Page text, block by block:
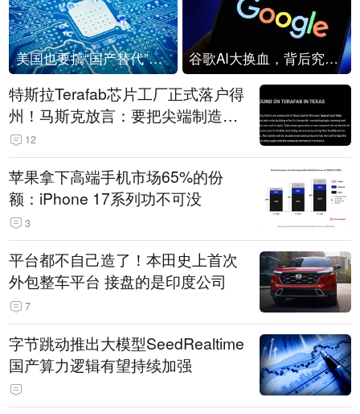
美国也要搞“国产替代”？先算清三笔账 谷歌AI大换血，背后究竟发生了什么？
特斯拉Terafab芯片工厂正式落户得
州！马斯克放言：要把尖端制造带
回美国
12
苹果拿下高端手机市场65%的份
额：iPhone 17系列功不可没
3
平台都不自己造了！本田史上首次
外包整车平台 接盘的是印度公司
7
字节跳动推出大模型SeedRealtime
国产算力逻辑有望持续加强